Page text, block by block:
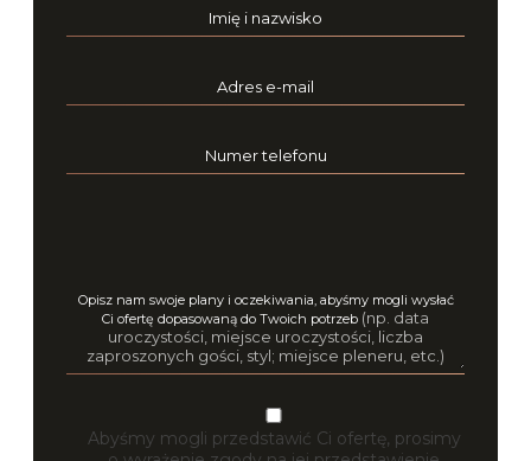
Imię i nazwisko
Adres e-mail
Numer telefonu
Opisz nam swoje plany i oczekiwania, abyśmy mogli wysłać
Ci ofertę dopasowaną do Twoich potrzeb (np. data
uroczystości, miejsce uroczystości, liczba
zaproszonych gości, styl; miejsce pleneru, etc.)
Abyśmy mogli przedstawić Ci ofertę, prosimy